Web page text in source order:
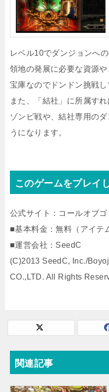
レベル10でダンジョンへ
領地の発展に必要な資源
宝庫なのでドンドン挑戦し
また、「結社」に所属すれ
ゾンビ戦や、結社専用の
うになります。
このゲームをプレイ
公式サイト：コールオブゴ
■基本料金：無料（アイテ
■運営会社：SeedC
(C)2013 SeedC, Inc./
CO.,LTD. All Rights
関連記事